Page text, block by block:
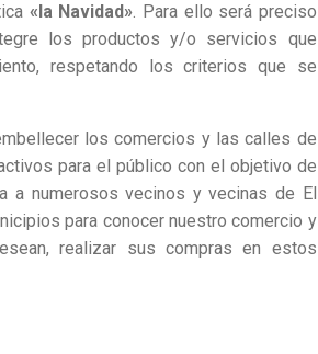
«la Navidad». Para ello será preciso
los productos y/o servicios que
respetando los criterios que se
los comercios y las calles de
para el público con el objetivo de
a numerosos vecinos y vecinas de El
para conocer nuestro comercio y
realizar sus compras en estos